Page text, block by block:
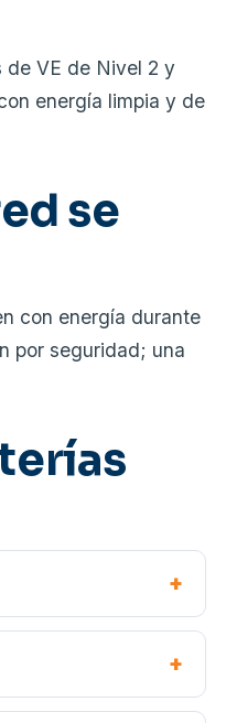
de VE de Nivel 2 y
energía limpia y de
se
con energía durante
por seguridad; una